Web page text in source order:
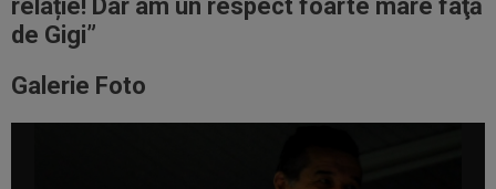
relație! Dar am un respect foarte mare faţă
de Gigi”
Galerie Foto